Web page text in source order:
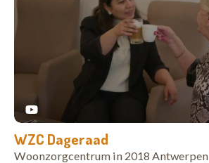
WZC Dageraad
Woonzorgcentrum in 2018 Antwerpen